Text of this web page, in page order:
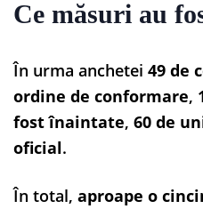
Ce măsuri au
În urma anchetei 49 de
ordine de conformare,
fost înaintate, 60 de
oficial.
În total, aproape o